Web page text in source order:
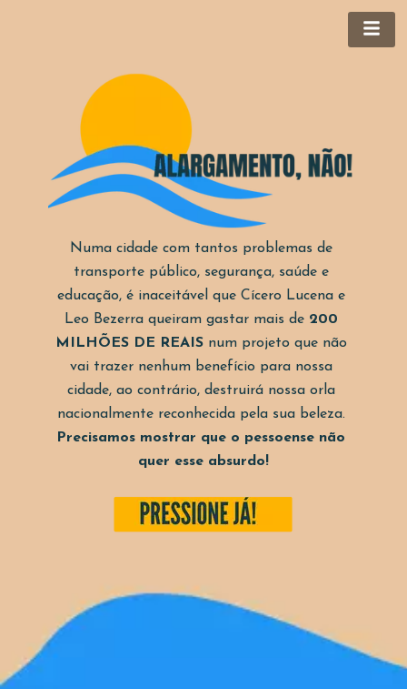
Numa cidade com tantos problemas de
transporte público, segurança, saúde e
educação, é inaceitável que Cícero Lucena e
Leo Bezerra queiram gastar mais de 200
MILHÕES DE REAIS num projeto que não
vai trazer nenhum benefício para nossa
cidade, ao contrário, destruirá nossa orla
Precisamos mostrar que o pessoense não
quer esse absurdo!